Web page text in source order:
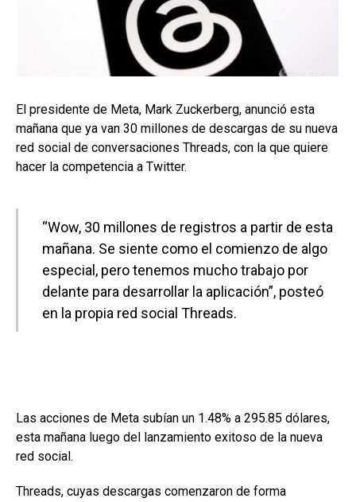
El presidente de Meta, Mark Zuckerberg, anunció esta
mañana que ya van 30 millones de descargas de su nueva
red social de conversaciones Threads, con la que quiere
hacer la competencia a Twitter.
“Wow, 30 millones de registros a partir de esta
mañana. Se siente como el comienzo de algo
especial, pero tenemos mucho trabajo por
delante para desarrollar la aplicación”, posteó
en la propia red social Threads.
Las acciones de Meta subían un 1.48% a 295.85 dólares,
esta mañana luego del lanzamiento exitoso de la nueva
red social.
Threads, cuyas descargas comenzaron de forma